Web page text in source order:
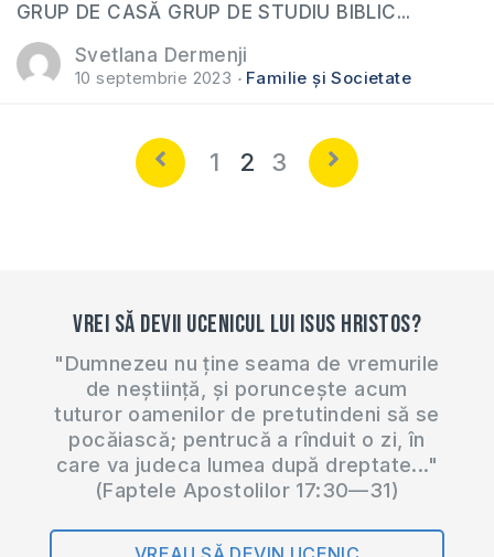
GRUP DE CASĂ GRUP DE STUDIU BIBLIC...
Svetlana Dermenji
10 septembrie 2023 Familie și Societate
1 2 3
Vrei să devii ucenicul lui Isus Hristos?
"Dumnezeu nu ține seama de vremurile
de neștiință, și poruncește acum
tuturor oamenilor de pretutindeni să se
pocăiască; pentrucă a rînduit o zi, în
care va judeca lumea după dreptate..."
(Faptele Apostolilor 17:30—31)